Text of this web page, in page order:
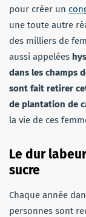
pour créer un
une toute autre
des milliers de
aussi appelées
dans les champs
sont fait retirer
de plantation de
la vie de ces
Le dur
sucre
Chaque année
personnes sont